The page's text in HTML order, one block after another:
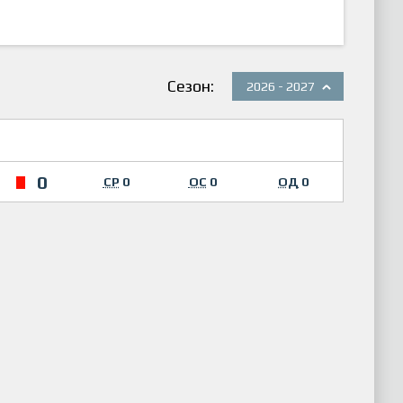
2026 - 2027
Сезон:
0 СР 0 ОС 0 ОД 0